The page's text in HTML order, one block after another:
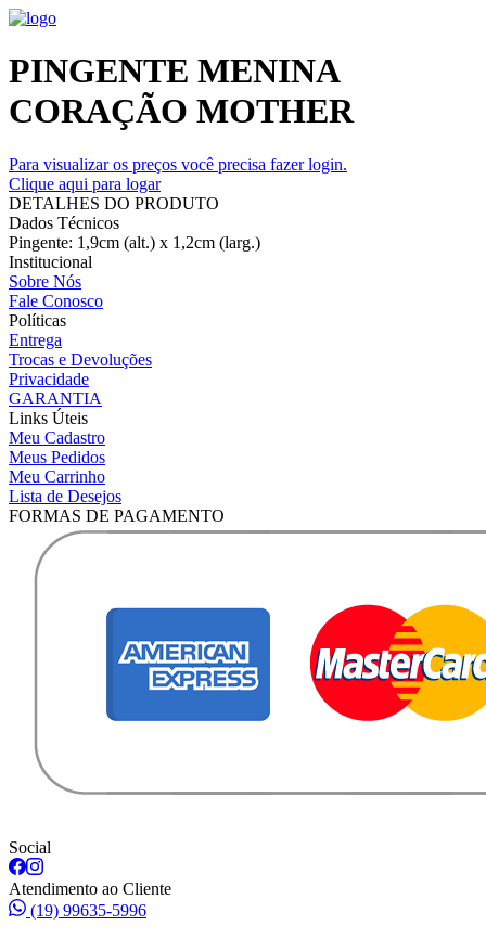
PINGENTE MENINA
CORAÇÃO MOTHER
Para visualizar os preços você precisa fazer login.
Clique aqui para logar
DETALHES DO PRODUTO
Dados Técnicos
Pingente: 1,9cm (alt.) x 1,2cm (larg.)
Institucional
Sobre Nós
Fale Conosco
Políticas
Entrega
Trocas e Devoluções
Privacidade
GARANTIA
Links Úteis
Meu Cadastro
Meus Pedidos
Meu Carrinho
Lista de Desejos
FORMAS DE PAGAMENTO
Social
Atendimento ao Cliente
(19) 99635-5996